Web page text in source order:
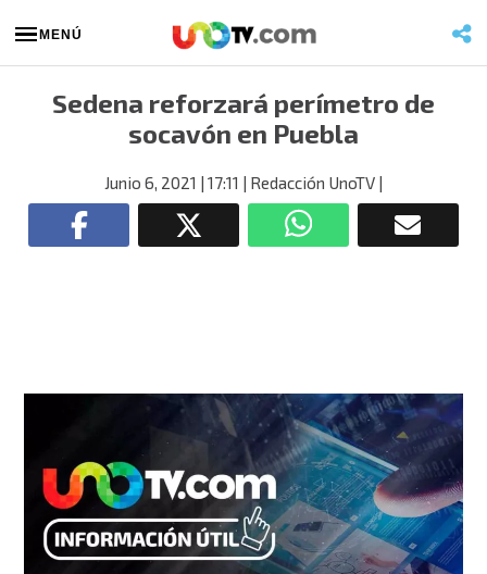
MENÚ
Sedena reforzará perímetro de
socavón en Puebla
Junio 6, 2021 | 17:11 | Redacción UnoTV |